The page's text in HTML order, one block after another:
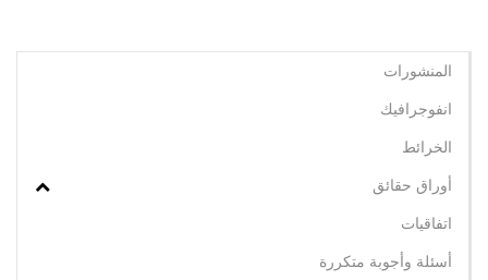
المنشورات
انفوجرافيك
الخرائط
أوراق حقائق
اتفاقيات
أسئلة وأجوبة متكررة